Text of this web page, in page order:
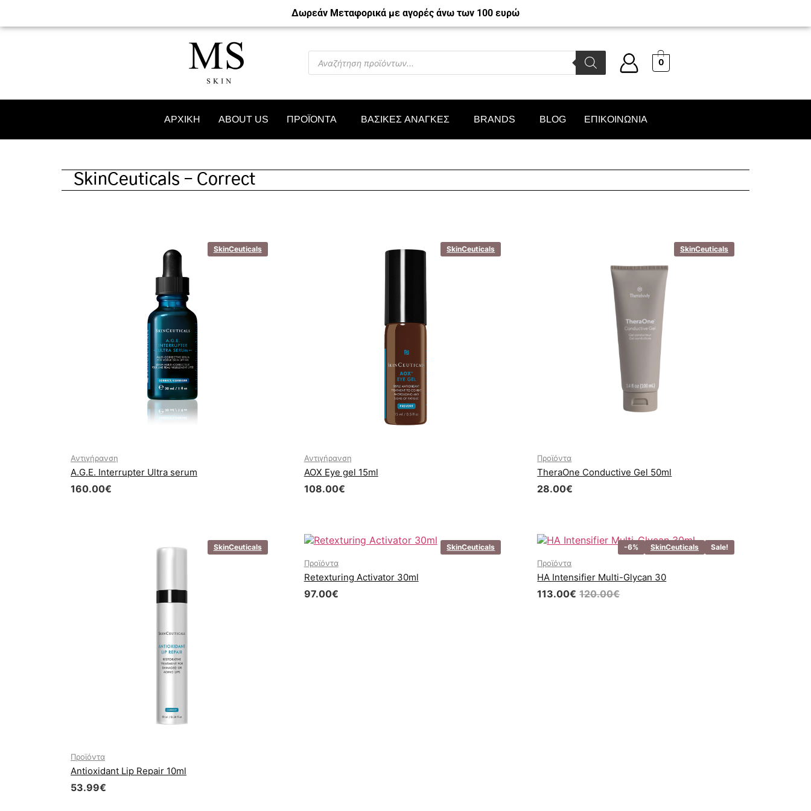
Δωρεάν Μεταφορικά με αγορές άνω των 100 ευρώ
0
ΑΡΧΙΚΗ ABOUT US ΠΡΟΪΟΝΤΑ ΒΑΣΙΚΕΣ ΑΝΑΓΚΕΣ BRANDS BLOG ΕΠΙΚΟΙΝΩΝΙΑ
SkinCeuticals – Correct
SkinCeuticals
Αντιγήρανση
A.G.E. Interrupter Ultra serum
160.00€
SkinCeuticals
Αντιγήρανση
AOX Eye gel 15ml
108.00€
SkinCeuticals
Προϊόντα
TheraOne Conductive Gel 50ml
28.00€
SkinCeuticals
Προϊόντα
Antioxidant Lip Repair 10ml
53.99€
SkinCeuticals
Προϊόντα
Retexturing Activator 30ml
97.00€
-6% SkinCeuticals Sale!
Προϊόντα
HA Intensifier Multi-Glycan 30
120.00€
113.00€